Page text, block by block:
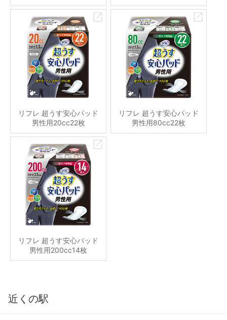
リフレ 超うす安心パッド
男性用20cc22枚
リフレ 超うす安心パッド
男性用80cc22枚
リフレ 超うす安心パッド
男性用200cc14枚
近くの駅